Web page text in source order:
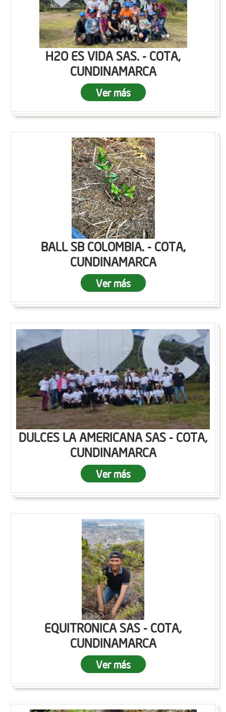
H2O ES VIDA SAS. - COTA,
CUNDINAMARCA
Ver más
BALL SB COLOMBIA. - COTA,
CUNDINAMARCA
Ver más
DULCES LA AMERICANA SAS - COTA,
CUNDINAMARCA
Ver más
EQUITRONICA SAS - COTA,
CUNDINAMARCA
Ver más